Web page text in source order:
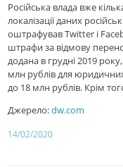
Російська влада вже
локалізації даних
оштрафував Twitter і
штрафи за відмову
додана в грудні 2019
млн рублів для
до 18 млн рублів. Крім
Джерело:dw.com
14/02/2020